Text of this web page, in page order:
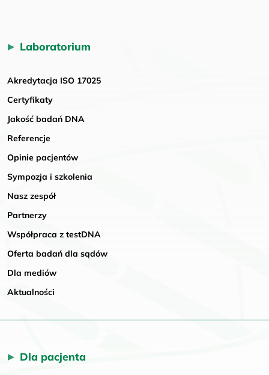
Laboratorium
Akredytacja ISO 17025
Certyfikaty
Jakość badań DNA
Referencje
Opinie pacjentów
Sympozja i szkolenia
Nasz zespół
Partnerzy
Współpraca z testDNA
Oferta badań dla sądów
Dla mediów
Aktualności
Dla pacjenta